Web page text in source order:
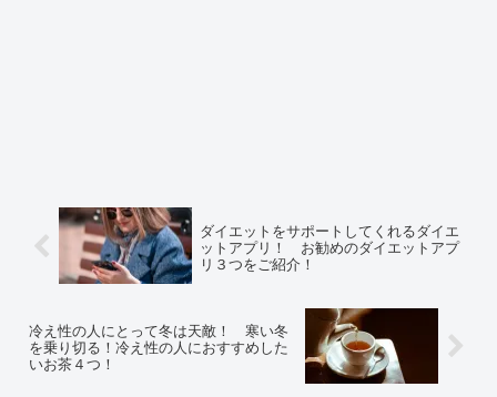
ダイエットをサポートしてくれるダイエ
ットアプリ！ お勧めのダイエットアプ
リ３つをご紹介！
冷え性の人にとって冬は天敵！ 寒い冬
を乗り切る！冷え性の人におすすめした
いお茶４つ！